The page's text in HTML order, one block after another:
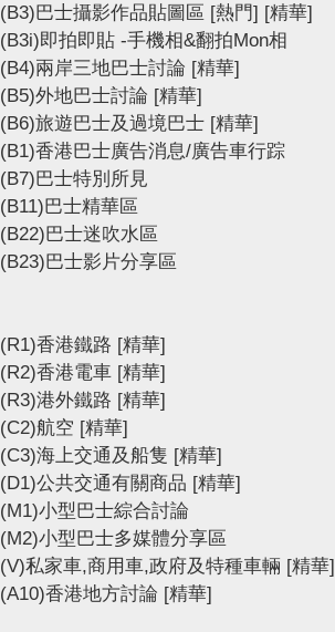
(B3)巴士攝影作品貼圖區 [熱門] [精華]
(B3i)即拍即貼 -手機相&翻拍Mon相
(B4)兩岸三地巴士討論 [精華]
(B5)外地巴士討論 [精華]
(B6)旅遊巴士及過境巴士 [精華]
(B1)香港巴士廣告消息/廣告車行踪
(B7)巴士特別所見
(B11)巴士精華區
(B22)巴士迷吹水區
(B23)巴士影片分享區
(R1)香港鐵路 [精華]
(R2)香港電車 [精華]
(R3)港外鐵路 [精華]
(C2)航空 [精華]
(C3)海上交通及船隻 [精華]
(D1)公共交通有關商品 [精華]
(M1)小型巴士綜合討論
(M2)小型巴士多媒體分享區
(V)私家車,商用車,政府及特種車輛 [精華]
(A10)香港地方討論 [精華]